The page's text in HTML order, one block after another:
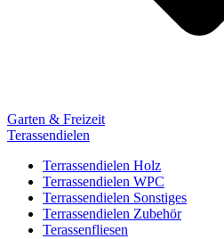
Garten & Freizeit
Terassendielen
Terrassendielen Holz
Terrassendielen WPC
Terrassendielen Sonstiges
Terrassendielen Zubehör
Terassenfliesen